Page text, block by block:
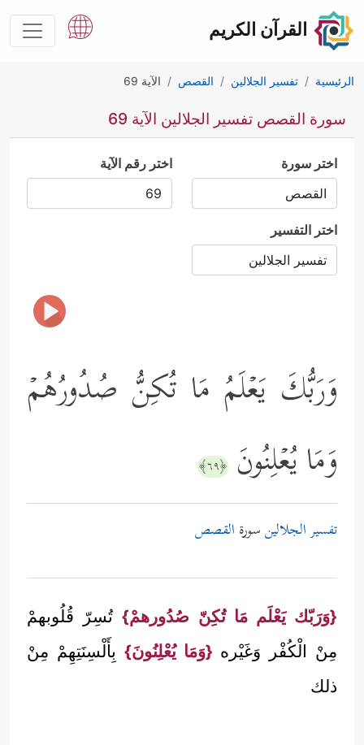
القرآن الكريم
الرئيسية تفسير الجلالين القصص الآية 69
سورة القصص تفسير الجلالين الآية 69
اختر سورة اختر رقم الآية
اختر التفسير
وَرَبُّكَ یَعۡلَمُ مَا تُكِنُّ صُدُورُهُمۡ
وَمَا یُعۡلِنُونَ ﴿٦٩﴾
تفسير الجلالينسورة القصص
{وَرَبّك يَعْلَم مَا تُكِنّ صُدُورهمْ}تُسِرّ قُلُوبهمْ
مِنْ الْكُفْر وَغَيْره {وَمَا يُعْلِنُونَ} بِأَلْسِنَتِهِمْ مِنْ
ذلك